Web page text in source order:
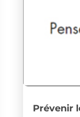
Prévenir